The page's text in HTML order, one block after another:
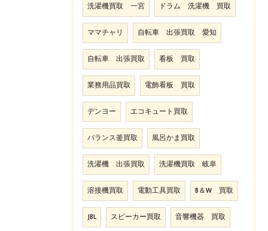
洗濯機買取 一宮 ドラム 洗濯機 買取
ママチャリ 自転車 出張買取 愛知
自転車 出張買取 看板 買取
業務用品買取 電飾看板 買取
デンヨー エコキュート買取
バランス釜買取 風呂かま買取
洗濯機 出張買取 洗濯機買取 岐阜
溶接機買取 電動工具買取 B＆W 買取
JBL スピーカー買取 音響機器 買取